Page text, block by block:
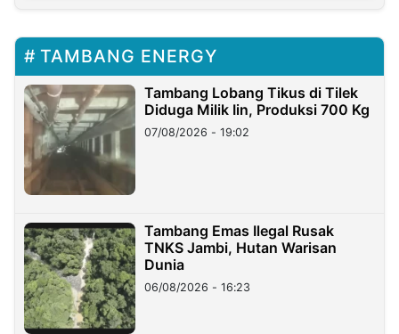
TAMBANG ENERGY
Tambang Lobang Tikus di Tilek
Diduga Milik Iin, Produksi 700 Kg
07/08/2026 - 19:02
Tambang Emas Ilegal Rusak
TNKS Jambi, Hutan Warisan
Dunia
06/08/2026 - 16:23